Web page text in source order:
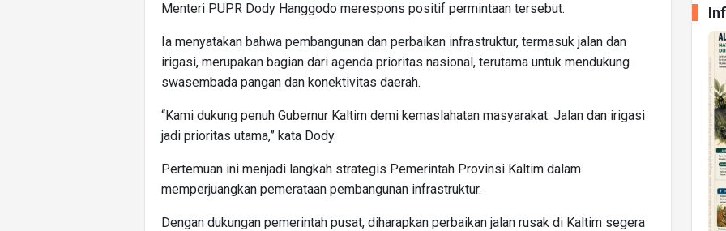
Menteri PUPR Dody Hanggodo merespons positif permintaan tersebut.
Ia menyatakan bahwa pembangunan dan perbaikan infrastruktur, termasuk jalan dan
irigasi, merupakan bagian dari agenda prioritas nasional, terutama untuk mendukung
swasembada pangan dan konektivitas daerah.
“Kami dukung penuh Gubernur Kaltim demi kemaslahatan masyarakat. Jalan dan irigasi
jadi prioritas utama,” kata Dody.
Pertemuan ini menjadi langkah strategis Pemerintah Provinsi Kaltim dalam
memperjuangkan pemerataan pembangunan infrastruktur.
Dengan dukungan pemerintah pusat, diharapkan perbaikan jalan rusak di Kaltim segera